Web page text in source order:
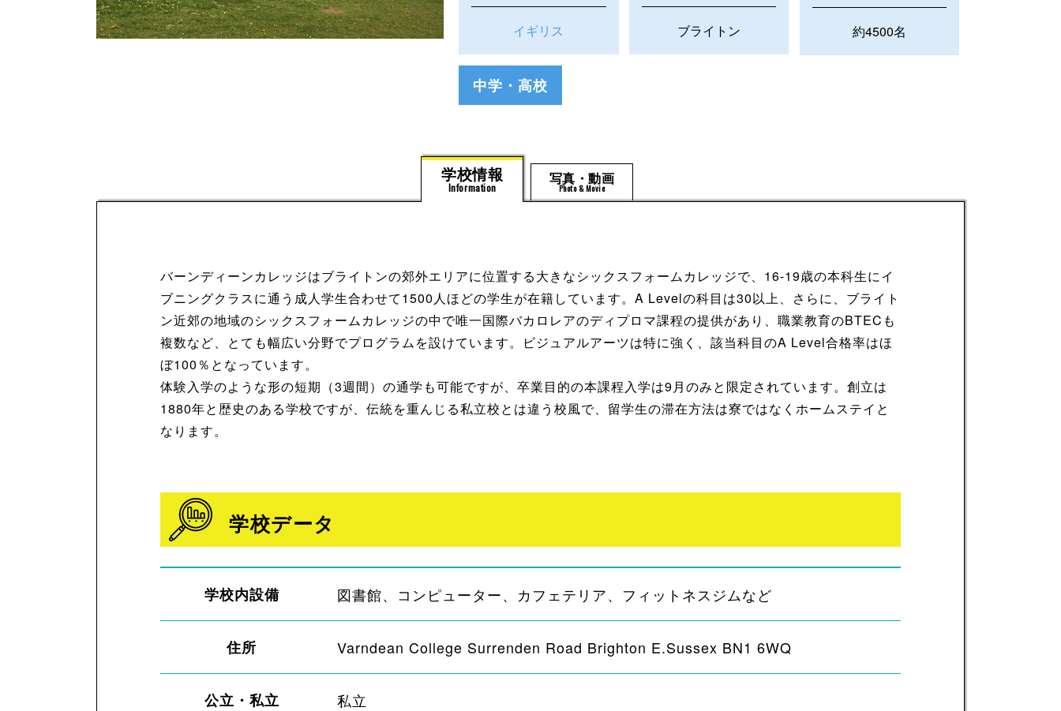
イギリス ブライトン 約4500名
中学・高校
学校情報
Information
写真・動画
Photo & Movie
バーンディーンカレッジはブライトンの郊外エリアに位置する大きなシックスフォームカレッジで、16-19歳の本科生にイ
ブニングクラスに通う成人学生合わせて1500人ほどの学生が在籍しています。A Levelの科目は30以上、さらに、ブライト
ン近郊の地域のシックスフォームカレッジの中で唯一国際バカロレアのディプロマ課程の提供があり、職業教育のBTECも
複数など、とても幅広い分野でプログラムを設けています。ビジュアルアーツは特に強く、該当科目のA Level合格率はほ
ぼ100％となっています。
体験入学のような形の短期（3週間）の通学も可能ですが、卒業目的の本課程入学は9月のみと限定されています。創立は
1880年と歴史のある学校ですが、伝統を重んじる私立校とは違う校風で、留学生の滞在方法は寮ではなくホームステイと
なります。
学校データ
学校内設備 図書館、コンピューター、カフェテリア、フィットネスジムなど
住所 Varndean College Surrenden Road Brighton E.Sussex BN1 6WQ
公立・私立 私立